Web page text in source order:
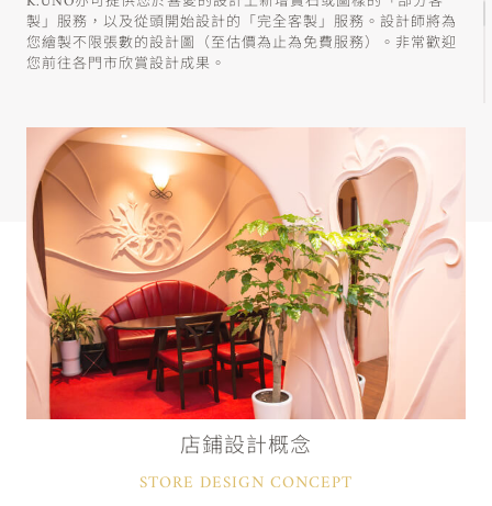
製」服務，以及從頭開始設計的「完全客製」服務。設計師將為
您繪製不限張數的設計圖（至估價為止為免費服務）。非常歡迎
您前往各門市欣賞設計成果。
店鋪設計概念
STORE DESIGN CONCEPT